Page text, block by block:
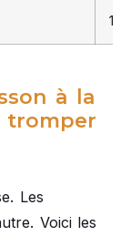
12
à la
tromper
Les
Voici les